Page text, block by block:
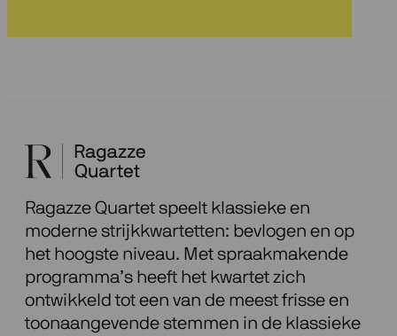
Ragazze Quartet speelt klassieke en
moderne strijkkwartetten: bevlogen en op
het hoogste niveau. Met spraakmakende
programma’s heeft het kwartet zich
ontwikkeld tot een van de meest frisse en
toonaangevende stemmen in de klassieke